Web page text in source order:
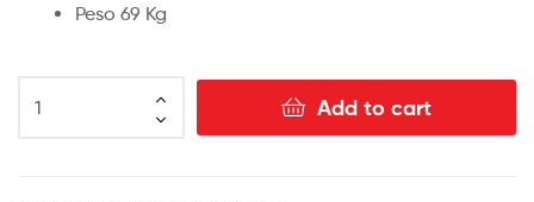
Peso 69 Kg
Add to cart